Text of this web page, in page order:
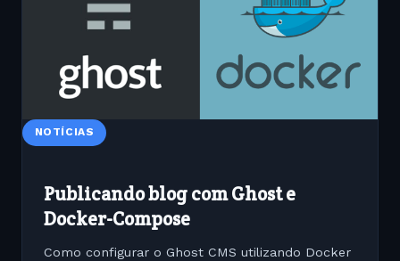
NOTÍCIAS
Publicando blog com Ghost e
Docker-Compose
Como configurar o Ghost CMS utilizando Docker